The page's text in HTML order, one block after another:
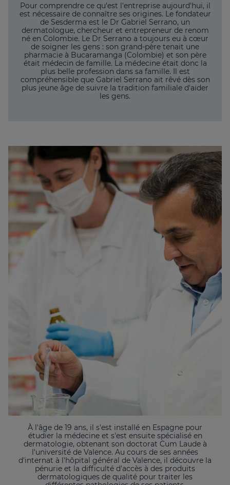
Pour comprendre ce qu'est l'entreprise aujourd'hui, il
est nécessaire de connaître ses origines. Le fondateur
de Sesderma est le Dr Gabriel Serrano, un
dermatologue, chercheur et entrepreneur de renom
né en Colombie. Le Dr Serrano a toujours eu à cœur
de soigner les gens : son grand-père tenait une
pharmacie à Bucaramanga (Colombie) et son père
était médecin de famille. La médecine était donc la
plus belle profession dans sa famille. Il est
compréhensible que Gabriel Serrano ait rêvé dès son
plus jeune âge de suivre la tradition familiale d'aider
les gens.
À l'âge de 19 ans, il s'est installé en Espagne pour
étudier la médecine et s'est ensuite spécialisé en
dermatologie, obtenant son doctorat Cum Laude à
l'université de Valence. Au cours de ses années
d'internat à l'hôpital général de Valence, il découvre la
pénurie et la difficulté d'accès à des produits
dermatologiques de qualité pour traiter les